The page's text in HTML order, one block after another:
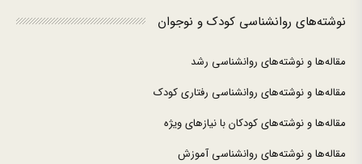
نوشته‌های روانشناسی کودک و نوجوان
مقاله‌ها و نوشته‌های روانشناسی رشد
مقاله‌ها و نوشته‌های روانشناسی رفتاری کودک
مقاله‌ها و نوشته‌های کودکان با نیازهای ویژه
مقاله‌ها و نوشته‌های روانشناسی آموزش